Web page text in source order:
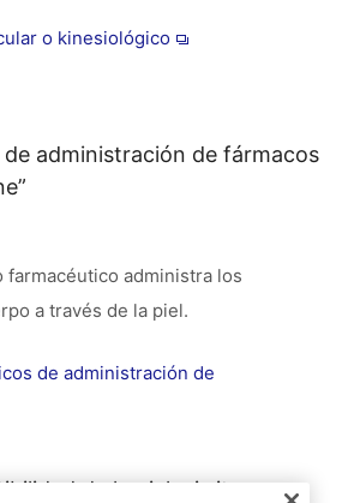
o kinesiológico
administración de fármacos
farmacéutico administra los
a través de la piel.
de administración de
de la piel a irritarse